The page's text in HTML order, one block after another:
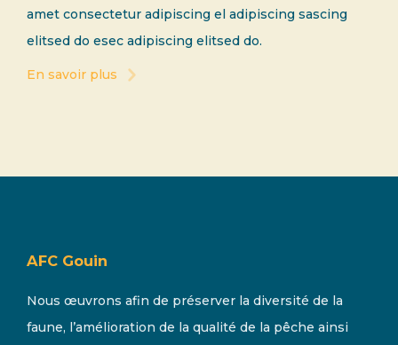
amet consectetur adipiscing el adipiscing sascing
elitsed do esec adipiscing elitsed do.
En savoir plus
AFC Gouin
Nous œuvrons afin de préserver la diversité de la
faune, l’amélioration de la qualité de la pêche ainsi